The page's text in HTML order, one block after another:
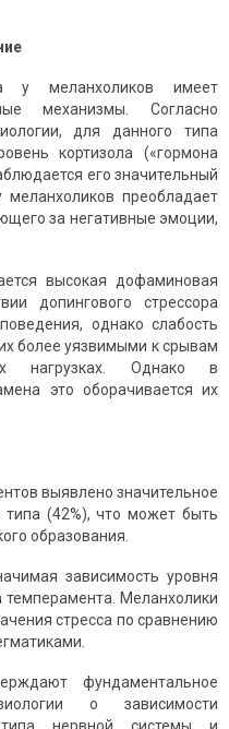
у меланхоликов имеет
механизмы. Согласно
для данного типа
кортизола («гормона
его значительный
преобладает
за негативные эмоции,
высокая дофаминовая
допингового стрессора
однако слабость
более уязвимыми к срывам
нагрузках. Однако в
это оборачивается их
выявлено значительное
типа (42%), что может быть
образования.
зависимость уровня
темперамента. Меланхолики
стресса по сравнению
фундаментальное
о зависимости